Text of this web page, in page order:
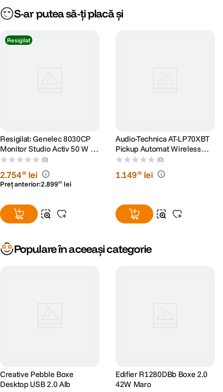
DETALII PRODUCATOR
Cod producator
S-ar putea să-ți placă și
Resigilat
Resigilat: Genelec 8030CP
Monitor Studio Activ 50 W +
50 W Gri - RS125089373-2
(0)
2.75405 lei
Preț anterior:2.89900 lei
Audio-Technica AT-LP70XBT
Pickup Automat Wireless
Belt-Drive Alb Argintiu
(0)
1.14900 lei
Populare în aceeași categorie
Creative Pebble Boxe
Desktop USB 2.0 Alb
Edifier R1280DBb Boxe 2.0
42W Maro